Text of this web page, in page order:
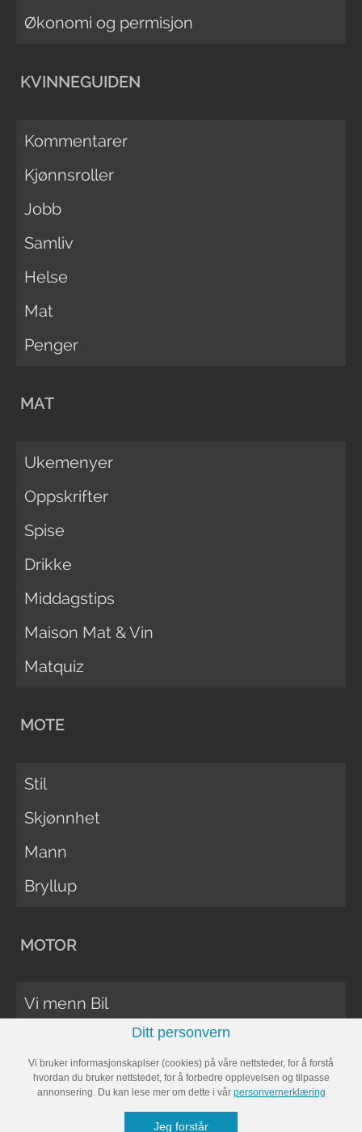
Økonomi og permisjon
KVINNEGUIDEN
Kommentarer
Kjønnsroller
Jobb
Samliv
Helse
Mat
Penger
MAT
Ukemenyer
Oppskrifter
Spise
Drikke
Middagstips
Maison Mat & Vin
Matquiz
MOTE
Stil
Skjønnhet
Mann
Bryllup
MOTOR
Vi menn Bil
Vi Menn Båt
Ditt personvern
Vi bruker informasjonskaplser (cookies) på våre nettsteder, for å forstå
hvordan du bruker nettstedet, for å forbedre opplevelsen og tilpasse
annonsering. Du kan lese mer om dette i vår personvernerklæring
Jeg forstår